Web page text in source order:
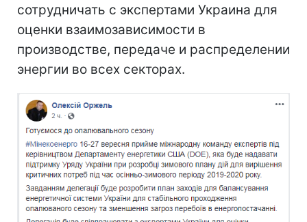
сотрудничать с экспертами Украина для
оценки взаимозависимости в
производстве, передаче и распределении
энергии во всех секторах.